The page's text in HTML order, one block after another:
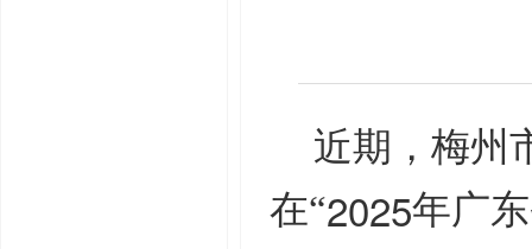
近期，梅州
在“2025年广